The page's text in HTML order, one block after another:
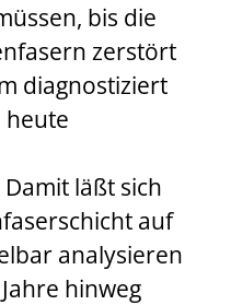
bis die
zerstört
diagnostiziert
heute
läßt sich
auf
analysieren
hinweg